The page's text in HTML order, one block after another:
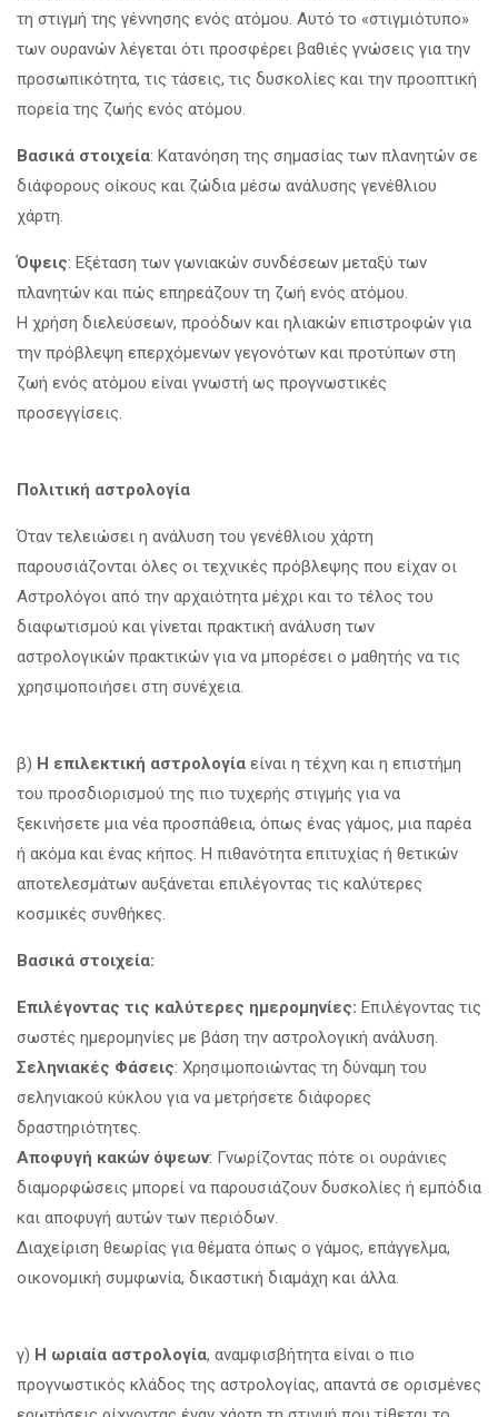
τη στιγμή της γέννησης ενός ατόμου. Αυτό το «στιγμιότυπο»
των ουρανών λέγεται ότι προσφέρει βαθιές γνώσεις για την
προσωπικότητα, τις τάσεις, τις δυσκολίες και την προοπτική
πορεία της ζωής ενός ατόμου.
Βασικά στοιχεία: Κατανόηση της σημασίας των πλανητών σε
διάφορους οίκους και ζώδια μέσω ανάλυσης γενέθλιου
χάρτη.
Όψεις: Εξέταση των γωνιακών συνδέσεων μεταξύ των
πλανητών και πώς επηρεάζουν τη ζωή ενός ατόμου.
Η χρήση διελεύσεων, προόδων και ηλιακών επιστροφών για
την πρόβλεψη επερχόμενων γεγονότων και προτύπων στη
ζωή ενός ατόμου είναι γνωστή ως προγνωστικές
προσεγγίσεις.
Πολιτική αστρολογία
Όταν τελειώσει η ανάλυση του γενέθλιου χάρτη
παρουσιάζονται όλες οι τεχνικές πρόβλεψης που είχαν οι
Αστρολόγοι από την αρχαιότητα μέχρι και το τέλος του
διαφωτισμού και γίνεται πρακτική ανάλυση των
αστρολογικών πρακτικών για να μπορέσει ο μαθητής να τις
χρησιμοποιήσει στη συνέχεια.
β) Η επιλεκτική αστρολογία είναι η τέχνη και η επιστήμη
του προσδιορισμού της πιο τυχερής στιγμής για να
ξεκινήσετε μια νέα προσπάθεια, όπως ένας γάμος, μια παρέα
ή ακόμα και ένας κήπος. Η πιθανότητα επιτυχίας ή θετικών
αποτελεσμάτων αυξάνεται επιλέγοντας τις καλύτερες
κοσμικές συνθήκες.
Βασικά στοιχεία:
Επιλέγοντας τις καλύτερες ημερομηνίες: Επιλέγοντας τις
σωστές ημερομηνίες με βάση την αστρολογική ανάλυση.
Σεληνιακές Φάσεις: Χρησιμοποιώντας τη δύναμη του
σεληνιακού κύκλου για να μετρήσετε διάφορες
δραστηριότητες.
Αποφυγή κακών όψεων: Γνωρίζοντας πότε οι ουράνιες
διαμορφώσεις μπορεί να παρουσιάζουν δυσκολίες ή εμπόδια
και αποφυγή αυτών των περιόδων.
Διαχείριση θεωρίας για θέματα όπως ο γάμος, επάγγελμα,
οικονομική συμφωνία, δικαστική διαμάχη και άλλα.
γ) Η ωριαία αστρολογία, αναμφισβήτητα είναι ο πιο
προγνωστικός κλάδος της αστρολογίας, απαντά σε ορισμένες